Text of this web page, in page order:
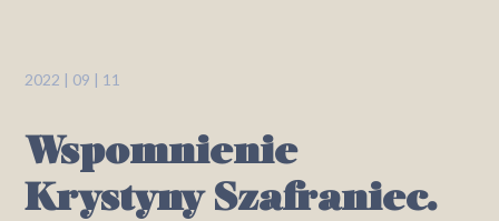
2022 | 09 | 11
Wspomnienie
Krystyny Szafraniec.